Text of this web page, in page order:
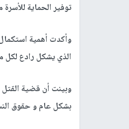
توفير الحماية
وأكدت أهمية
الذي يشكل رادع لكل
وبينت أن قضية القتل
بشكل عام و حقوق